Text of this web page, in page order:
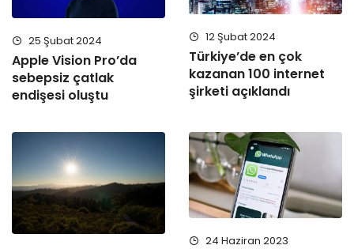
25 Şubat 2024
Apple Vision Pro’da
sebepsiz çatlak
endişesi oluştu
12 Şubat 2024
Türkiye’de en çok
kazanan 100 internet
şirketi açıklandı
24 Haziran 2023